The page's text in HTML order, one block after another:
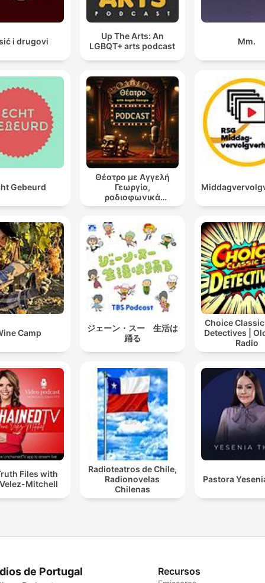
i drugovi
Up The Arts: An
LGBQT+ arts podcast
Mm.
Gebeurd
Θέατρο με Αγγελή
Γεωργία,
ραδιοφωνικά
θεατρικά έργα
Camp
ジェーン・スー 生活は
踊る
Choice
Detectives |
Radio
Files with
Mitchell
Radioteatros de Chile,
Radionovelas
Chilenas
Pastora
de Portugal Recursos